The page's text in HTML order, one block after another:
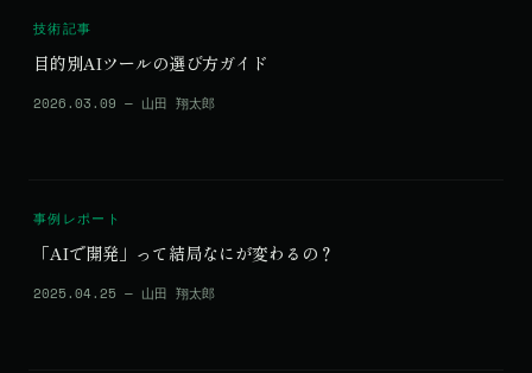
技術記事
目的別AIツールの選び方ガイド
2026.03.09 — 山田 翔太郎
事例レポート
「AIで開発」って結局なにが変わるの？
2025.04.25 — 山田 翔太郎